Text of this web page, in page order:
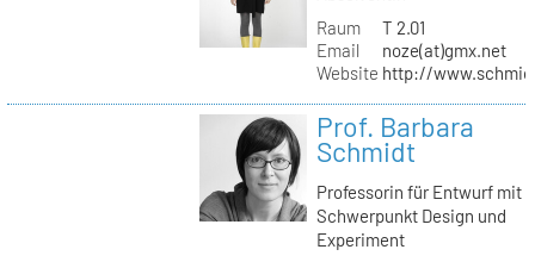
Raum
T 2.01
Email
noze(at)gmx.net
Website http://
Prof. Barbara
Schmidt
Professorin für Entwurf mit
Schwerpunkt Design und
Experiment